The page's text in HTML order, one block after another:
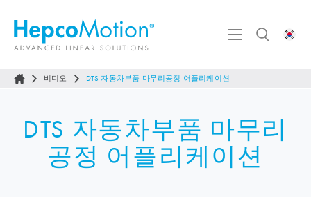
비디오 DTS 자동차부품 마무리공정 어플리케이션
DTS 자동차부품 마무리
공정 어플리케이션